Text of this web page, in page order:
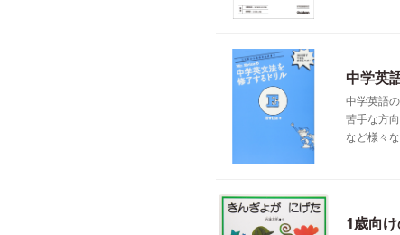
中学英
中学英語
苦手な方
など様々
1歳向